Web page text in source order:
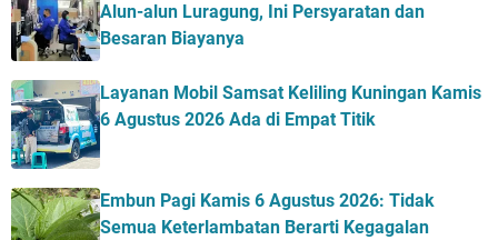
Alun-alun Luragung, Ini Persyaratan dan
Besaran Biayanya
Layanan Mobil Samsat Keliling Kuningan Kamis
6 Agustus 2026 Ada di Empat Titik
Embun Pagi Kamis 6 Agustus 2026: Tidak
Semua Keterlambatan Berarti Kegagalan